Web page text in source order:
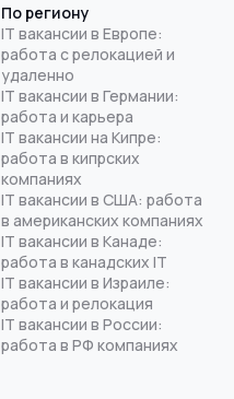
По региону
IT вакансии в Европе:
работа с релокацией и
удаленно
IT вакансии в Германии:
работа и карьера
IT вакансии на Кипре:
работа в кипрских
компаниях
IT вакансии в США: работа
в американских компаниях
IT вакансии в Канаде:
работа в канадских IT
IT вакансии в Израиле:
работа и релокация
IT вакансии в России:
работа в РФ компаниях